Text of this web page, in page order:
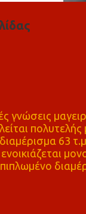
γνώσεις
πολυτελής
63 τ.μ